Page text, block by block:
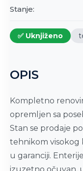
Stanje:
✅ Uknjiženo
OPIS
Kompletno
opremljen sa
Stan se prodaje
tehnikom visokog
u garanciji.